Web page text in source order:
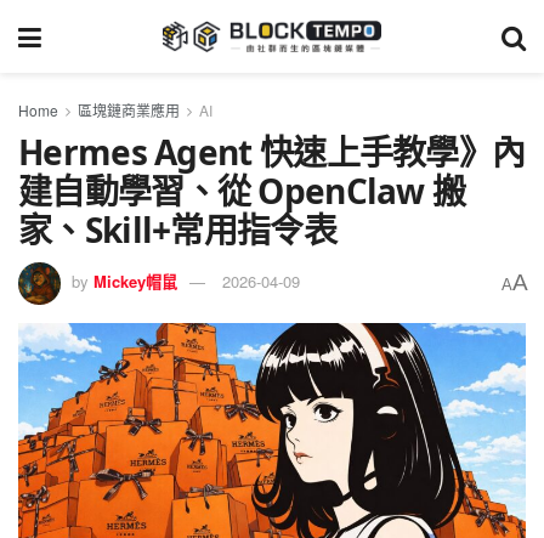
Home 區塊鏈商業應用 AI
Hermes Agent 快速上手教學》內
建自動學習、從 OpenClaw 搬
家、Skill+常用指令表
by Mickey帽鼠 2026-04-09 AA